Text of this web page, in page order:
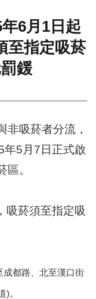
6月1日起
至指定吸菸
鍰
非吸菸者分流，
年5月7日正式啟
。
吸菸須至指定吸
成都路、北至漢口街
)。